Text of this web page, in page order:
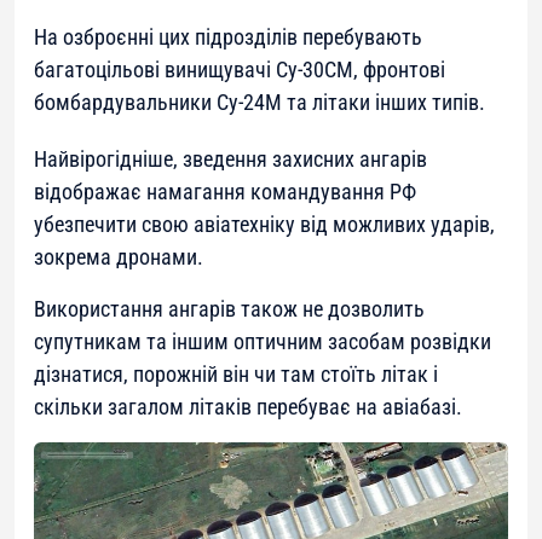
На озброєнні цих підрозділів перебувають
багатоцільові винищувачі Су-30СМ, фронтові
бомбардувальники Су-24М та літаки інших типів.
Найвірогідніше, зведення захисних ангарів
відображає намагання командування РФ
убезпечити свою авіатехніку від можливих ударів,
зокрема дронами.
Використання ангарів також не дозволить
супутникам та іншим оптичним засобам розвідки
дізнатися, порожній він чи там стоїть літак і
скільки загалом літаків перебуває на авіабазі.